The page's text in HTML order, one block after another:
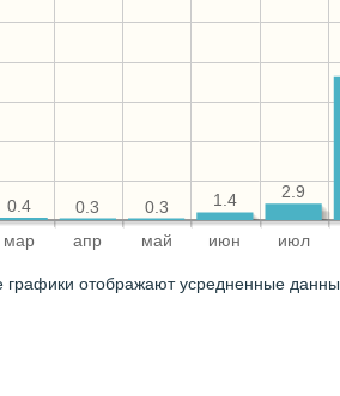
мар апр май июн июл
2.9
1.4
0.3
0.3
0.4
отображают усредненные